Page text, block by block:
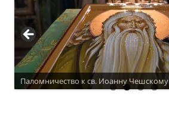
Паломничество к св. Иоанну Чешскому
Актуальное расписание